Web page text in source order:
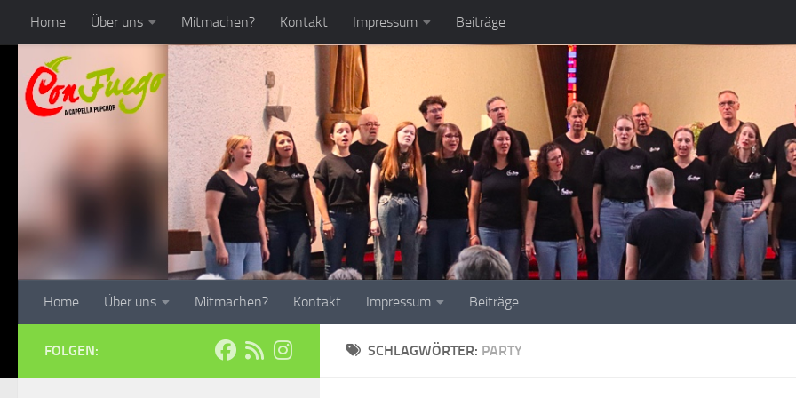
Zum Inhalt springen
Home Über uns Mitmachen? Kontakt Impressum Beiträge
Home Über uns Mitmachen? Kontakt Impressum Beiträge
SCHLAGWÖRTER: PARTY
FOLGEN: